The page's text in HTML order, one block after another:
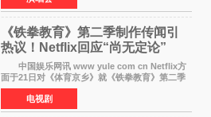
至26日、29日
《铁拳教育》第二季制作传闻引
热议！Netflix回应“尚无定论”
中国娱乐网讯 www yule com cn Netflix方
面于21日对《体育京乡》就《铁拳教育》第二季
制作传闻划清界限，表示尚无定论。然而，业界
却有传闻称已就《铁拳教育》第二季的制作展开
了讨论——《
电视剧